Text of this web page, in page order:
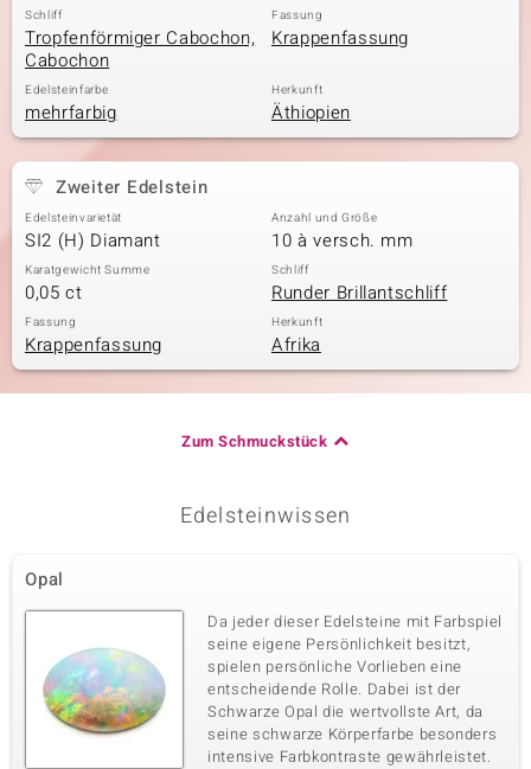
Schliff
Tropfenförmiger Cabochon,
Cabochon
Fassung
Krappenfassung
Edelsteinfarbe
mehrfarbig
Herkunft
Äthiopien
Zweiter Edelstein
Edelsteinvarietät
SI2 (H) Diamant
Anzahl und Größe
10 à versch. mm
Karatgewicht Summe
0,05 ct
Schliff
Runder Brillantschliff
Fassung
Krappenfassung
Herkunft
Afrika
Zum Schmuckstück
Edelsteinwissen
Opal
Da jeder dieser Edelsteine mit Farbspiel
seine eigene Persönlichkeit besitzt,
spielen persönliche Vorlieben eine
entscheidende Rolle. Dabei ist der
Schwarze Opal die wertvollste Art, da
seine schwarze Körperfarbe besonders
intensive Farbkontraste gewährleistet.